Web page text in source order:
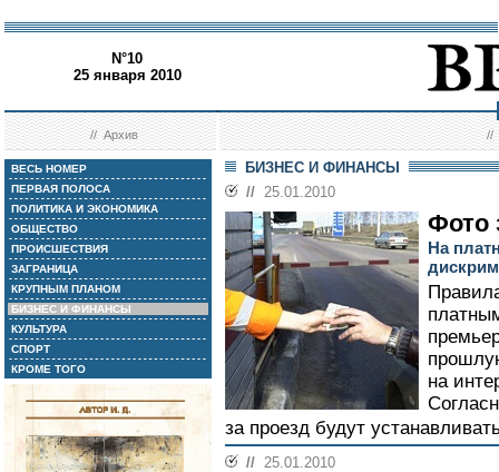
N°10
25 января 2010
//Архив //
ВЕСЬ НОМЕР
ПЕРВАЯ ПОЛОСА
ПОЛИТИКА И ЭКОНОМИКА
ОБЩЕСТВО
ПРОИСШЕСТВИЯ
ЗАГРАНИЦА
КРУПНЫМ ПЛАНОМ
БИЗНЕС И ФИНАНСЫ
КУЛЬТУРА
СПОРТ
КРОМЕ ТОГО
БИЗНЕС И ФИНАНСЫ
// 25.01.2010
Фото
На
на
за проезд будут
// 25.01.2010